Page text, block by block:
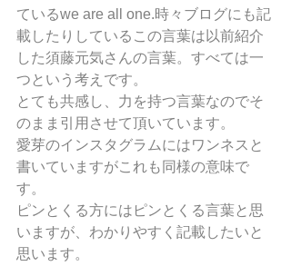
ているwe are all one.時々ブログにも記
載したりしているこの言葉は以前紹介
した須藤元気さんの言葉。すべては一
つという考えです。
とても共感し、力を持つ言葉なのでそ
のまま引用させて頂いています。
愛芽のインスタグラムにはワンネスと
書いていますがこれも同様の意味で
す。
ピンとくる方にはピンとくる言葉と思
いますが、わかりやすく記載したいと
思います。